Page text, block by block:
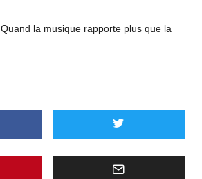
Quand la musique rapporte plus que la